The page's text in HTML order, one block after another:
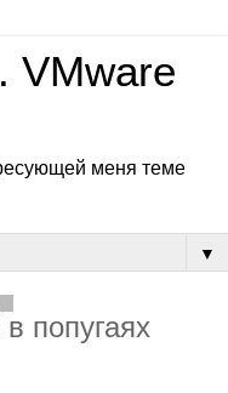
VMware
меня теме
▼
попугаях